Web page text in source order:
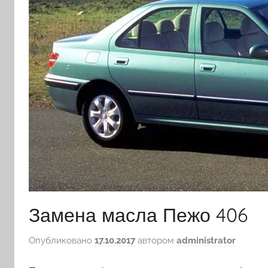
Замена масла Пежо 406
Опубликовано 17.10.2017автором administrator